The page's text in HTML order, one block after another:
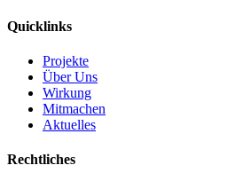
Quicklinks
Projekte
Über Uns
Wirkung
Mitmachen
Aktuelles
Rechtliches